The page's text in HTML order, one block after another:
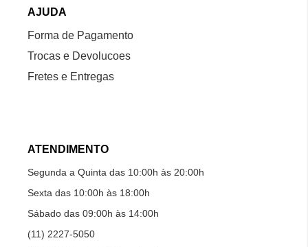
AJUDA
Forma de Pagamento
Trocas e Devolucoes
Fretes e Entregas
ATENDIMENTO
Segunda a Quinta das 10:00h às 20:00h
Sexta das 10:00h às 18:00h
Sábado das 09:00h às 14:00h
(11) 2227-5050